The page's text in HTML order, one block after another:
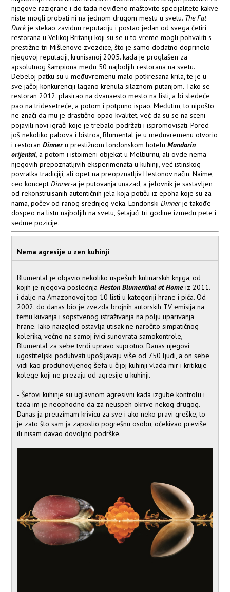
njegove razigrane i do tada neviđeno maštovite specijalitete kakve
niste mogli probati ni na jednom drugom mestu u svetu. The Fat
Duckje stekao zavidnu reputaciju i postao jedan od svega četiri
restorana u Velikoj Britaniji koji su se u to vreme mogli pohvaliti s
prestižne tri Mišlenove zvezdice, što je samo dodatno doprinelo
njegovoj reputaciji, krunisanoj 2005. kada je proglašen za
apsolutnog šampiona među 50 najboljih restorana na svetu.
Debeloj patku su u međuvremenu malo potkresana krila, te je u
sve jačoj konkurenciji lagano krenula silaznom putanjom. Tako se
restoran 2012. plasirao na dvanaesto mesto na listi, a bi sledeće
pao na tridesetreće, a potom i potpuno ispao. Međutim, to nipošto
ne znači da mu je drastično opao kvalitet, već da su se na sceni
pojavili novi igrači koje je trebalo podržati i ispromovisati. Pored
još nekoliko pabova i bistroa, Blumental je u međuvremenu otvorio
i restoranDinner u prestižnom londonskom hoteluMandarin
orijental, a potom i istoimeni objekat u Melburnu, ali ovde nema
njegovih prepoznatljivih eksperimenata u kuhinji, već istinskog
povratka tradicjiji, ali opet na preopznatljiv Hestonov način. Naime,
ceo konceptDinner-a je putovanja unazad, a jelovnik je sastavljen
od rekonstruisanih autentičnih jela koja potiču iz epoha koje su za
nama, počev od ranog srednjeg veka. LondonskiDinnerje takođe
dospeo na listu najboljih na svetu, šetajući tri godine između pete i
sedme pozicije.
Nema agresije u zen kuhinji
Blumental je objavio nekoliko uspešnih kulinarskih knjiga, od
kojih je njegova poslednjaHeston Blumenthal at Home iz 2011.
i dalje na Amazonovoj top 10 listi u kategoriji hrane i pića. Od
2002. do danas bio je zvezda brojnih autorskih TV emisija na
temu kuvanja i sopstvenog istraživanja na polju uparivanja
hrane. Iako naizgled ostavlja utisak ne naročito simpatičnog
kolerika, večno na samoj ivici sunovrata samokontrole,
Blumental za sebe tvrdi upravo suprotno. Danas njegovi
ugostiteljski poduhvati upošljavaju više od 750 ljudi, a on sebe
vidi kao produhovljenog šefa u čijoj kuhinji vlada mir i kritikuje
kolege koji ne prezaju od agresije u kuhinji.
- Šefovi kuhinje su uglavnom agresivni kada izgube kontrolu i
tada im je neophodno da za neuspeh okrive nekog drugog.
Danas ja preuzimam krivicu za sve i ako neko pravi greške, to
je zato što sam ja zaposlio pogrešnu osobu, očekivao previše
ili nisam davao dovoljno podrške.